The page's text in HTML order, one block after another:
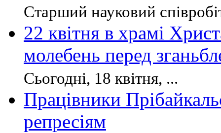
Старший науковий
22 квітня в храмі
молебень перед
Сьогодні, 18 квітня, ...
Працівники
репресіям